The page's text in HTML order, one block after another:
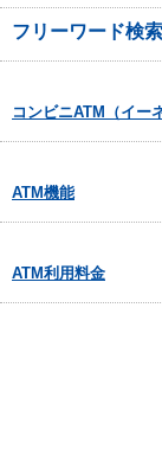
フリーワード検索
コンビニATM（イー
ATM機能
ATM利用料金